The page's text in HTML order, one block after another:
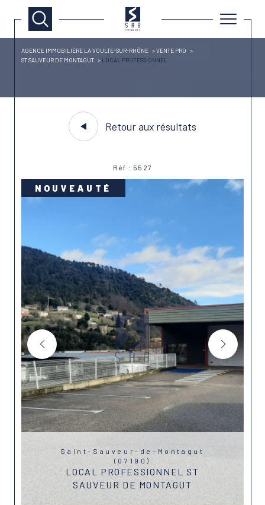
AGENCE IMMOBILIÈRE LA VOULTE-SUR-RHÔNE
VENTE PRO
ST SAUVEUR DE MONTAGUT
LOCAL PROFESSIONNEL
Retour aux résultats
Réf : 5527
NOUVEAUTÉ
Saint-Sauveur-de-Montagut
(07190)
LOCAL PROFESSIONNEL ST
SAUVEUR DE MONTAGUT